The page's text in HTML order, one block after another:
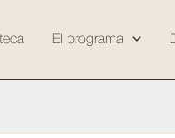
El programa